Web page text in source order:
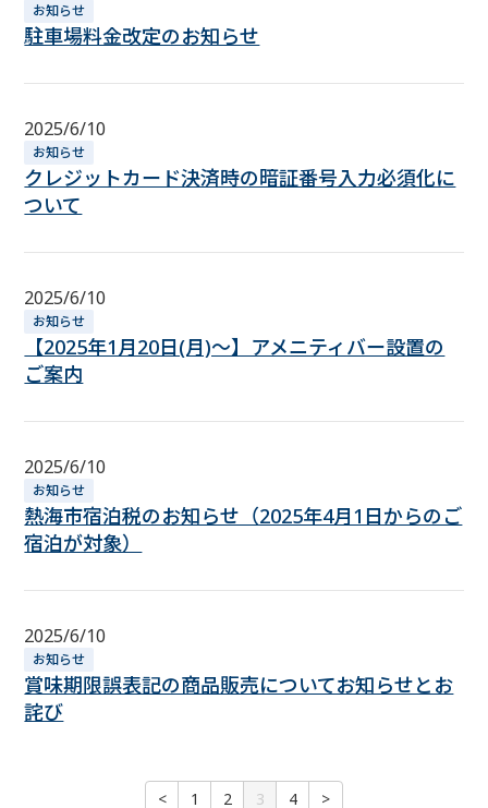
お知らせ
駐車場料金改定のお知らせ
2025/6/10
お知らせ
クレジットカード決済時の暗証番号入力必須化に
ついて
2025/6/10
お知らせ
【2025年1月20日(月)～】アメニティバー設置の
ご案内
2025/6/10
お知らせ
熱海市宿泊税のお知らせ（2025年4月1日からのご
宿泊が対象）
2025/6/10
お知らせ
賞味期限誤表記の商品販売についてお知らせとお
詫び
< 1 2 3 4 >